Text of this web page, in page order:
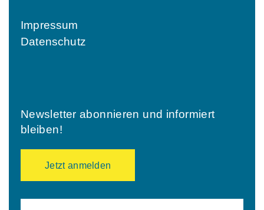
Impressum
Datenschutz
Newsletter abonnieren und informiert
bleiben!
Jetzt anmelden